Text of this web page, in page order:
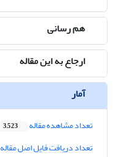
هم رسانی
ارجاع به این مقاله
آمار
تعداد مشاهده مقاله 3,523
تعداد دریافت فایل اصل مقاله